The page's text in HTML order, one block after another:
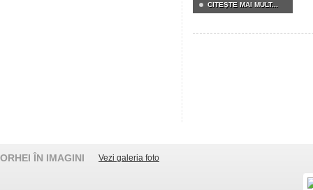
CITEŞTE MAI MULT...
ORHEI ÎN IMAGINI Vezi galeria foto